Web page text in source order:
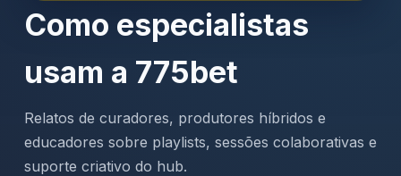
Como especialistas
usam a 775bet
Relatos de curadores, produtores híbridos e
educadores sobre playlists, sessões colaborativas e
suporte criativo do hub.